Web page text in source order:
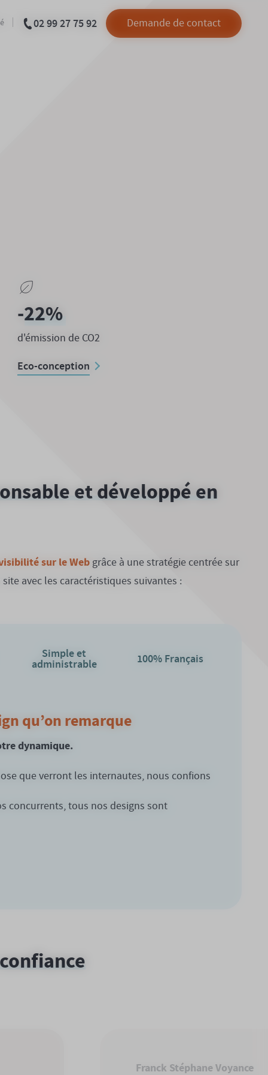
02 99 27 75 92 Demande de contact
-70%
d'émission de CO2
Eco-conception
et développé en
sur le Webgrâce à une stratégie centrée sur
avec les caractéristiques suivantes :
Simple et
administrable 100% Français
qu’on remarque
dynamique.
que verront les internautes, nous confions
concurrents, tous nos designs sont
Franck Stéphane Voyance